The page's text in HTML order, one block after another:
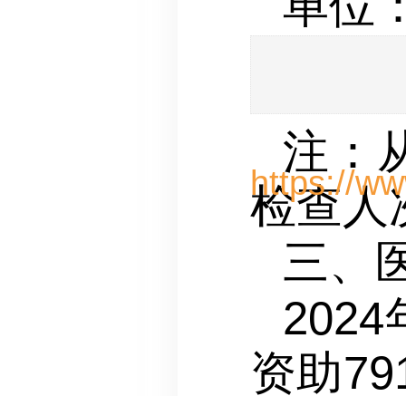
注：
检查人
三、
2024
资助